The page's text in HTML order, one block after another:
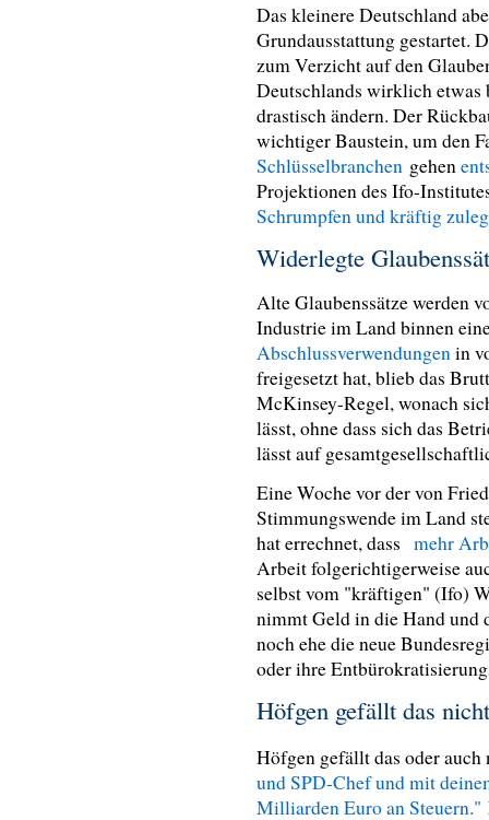
Das kleinere Deutschland
Grundausstattung gestartet.
zum Verzicht auf den
Deutschlands wirklich etwas
drastisch ändern. Der
wichtiger Baustein, um den
Schlüsselbranchen gehen
Projektionen des Ifo-
Schrumpfen und kräftig
Widerlegte
Alte Glaubenssätze werden
Industrie im Land binnen
Abschlussverwendungen in
freigesetzt hat, blieb das
McKinsey-Regel, wonach
lässt, ohne dass sich das
lässt auf
Eine Woche vor der von
Stimmungswende im Land
hat errechnet, dass mehr
Arbeit folgerichtigerweise
selbst vom "kräftigen" (Ifo)
nimmt Geld in die Hand und
noch ehe die neue
oder ihre
Höfgen gefällt das
Höfgen gefällt das oder
und SPD-Chef und mit
Milliarden Euro an Steuern."